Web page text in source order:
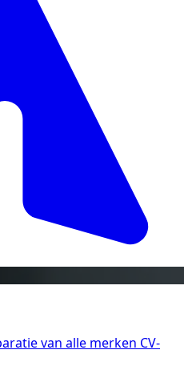
van alle merken CV-